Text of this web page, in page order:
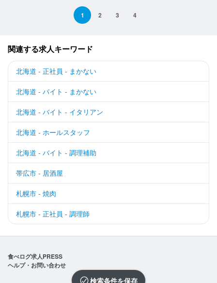
1 2 3 4
検索条件を保存
関連する求人キーワード
北海道 - 正社員 - まかない
北海道 - バイト - まかない
北海道 - バイト - イタリアン
北海道 - ホールスタッフ
北海道 - バイト - 調理補助
帯広市 - 居酒屋
札幌市 - 焼肉
札幌市 - 正社員 - 調理師
食べログ求人PRESS
ヘルプ・お問い合わせ